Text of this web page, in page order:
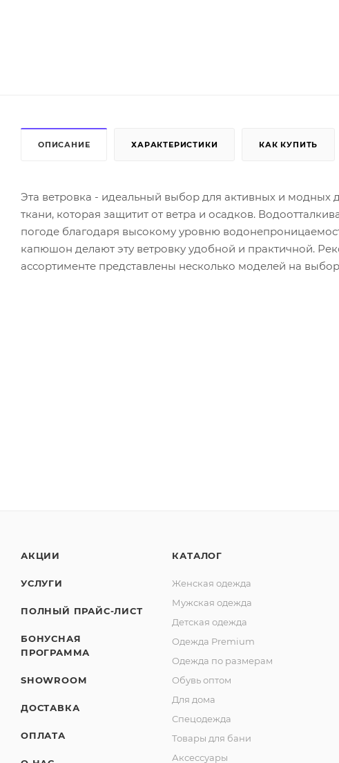
ОПИСАНИЕ ХАРАКТЕРИСТИКИ КАК КУПИТЬ
Эта ветровка - идеальный выбор для активных и модных
ткани, которая защитит от ветра и осадков.
погоде благодаря высокому уровню
капюшон делают эту ветровку удобной и практичной.
ассортименте представлены несколько моделей на
АКЦИИ
УСЛУГИ
ПОЛНЫЙ ПРАЙС-ЛИСТ
БОНУСНАЯ
ПРОГРАММА
SHOWROOM
ДОСТАВКА
ОПЛАТА
КАТАЛОГ
Женская одежда
Мужская одежда
Детская одежда
Одежда Premium
Одежда по размерам
Обувь оптом
Для дома
Спецодежда
Товары для бани
Аксессуары